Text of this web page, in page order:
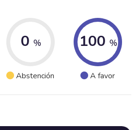
0 %
Abstención
100 %
A favor